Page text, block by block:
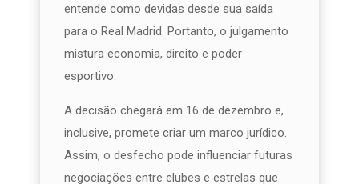
entende como devidas desde sua saída
para o Real Madrid. Portanto, o julgamento
mistura economia, direito e poder
esportivo.
A decisão chegará em 16 de dezembro e,
inclusive, promete criar um marco jurídico.
Assim, o desfecho pode influenciar futuras
negociações entre clubes e estrelas que